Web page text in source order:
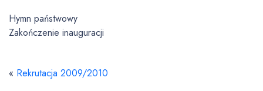
Hymn państwowy
Zakończenie inauguracji
« Rekrutacja 2009/2010